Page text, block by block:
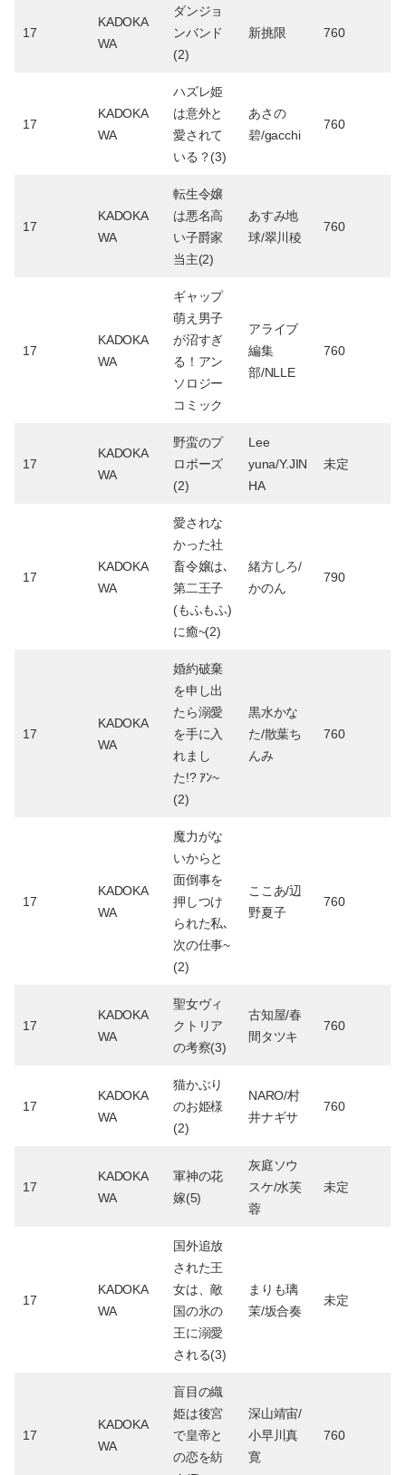
17
KADOKA
WA
ダンジョ
ンバンド
(2)
新挑限 760
17
KADOKA
WA
ハズレ姫
は意外と
愛されて
いる？(3)
あさの
碧/gacchi
760
17
KADOKA
WA
転生令嬢
は悪名高
い子爵家
当主(2)
あすみ地
球/翠川稜
760
17
KADOKA
WA
ギャップ
萌え男子
が沼すぎ
る！アン
ソロジー
コミック
アライブ
編集
部/NLLE
760
17
KADOKA
WA
野蛮のプ
ロポーズ
(2)
Lee
yuna/Y.JIN
HA
未定
17
KADOKA
WA
愛されな
かった社
畜令嬢は､
第二王子
(もふもふ)
に癒~(2)
緒方しろ/
かのん
790
17
KADOKA
WA
婚約破棄
を申し出
たら溺愛
を手に入
れまし
た!? ｱﾝ~
(2)
黒水かな
た/散葉ち
んみ
760
17
KADOKA
WA
魔力がな
いからと
面倒事を
押しつけ
られた私､
次の仕事~
(2)
ここあ/辺
野夏子
760
17
KADOKA
WA
聖女ヴィ
クトリア
の考察(3)
古知屋/春
間タツキ
760
17
KADOKA
WA
猫かぶり
のお姫様
(2)
NARO/村
井ナギサ
760
17
KADOKA
WA
軍神の花
嫁(5)
灰庭ソウ
スケ/水芙
蓉
未定
17
KADOKA
WA
国外追放
された王
女は、敵
国の氷の
王に溺愛
される(3)
まりも璃
茉/坂合奏
未定
17
KADOKA
WA
盲目の織
姫は後宮
で皇帝と
の恋を紡
深山靖宙/
小早川真
寛
760